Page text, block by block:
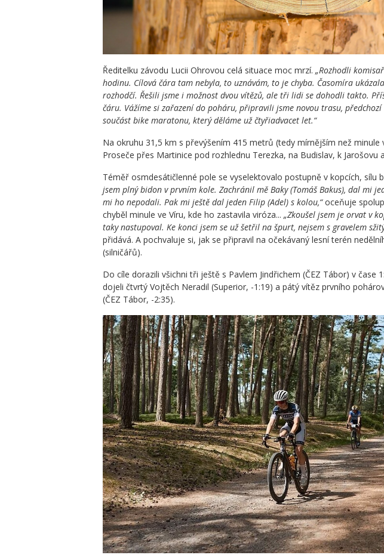
Ředitelku závodu Lucii Ohrovou celá situace moc mrzí. „Rozhodli
hodinu. Cílová čára tam nebyla, to uznávám, to je chyba. Časomíra
rozhodčí. Řešili jsme i možnost dvou vítězů, ale tři lidi se dohodli takto.
čáru. Vážíme si zařazení do poháru, připravili jsme novou trasu,
součást bike maratonu, který děláme už čtyřiadvacet let.“
Na okruhu 31,5 km s převýšením 415 metrů (tedy mírnějším než minule
Proseče přes Martinice pod rozhlednu Terezka, na Budislav, k Jarošovu
Téměř osmdesátičlenné pole se vyselektovalo postupně v kopcích, sílu
jsem plný bidon v prvním kole. Zachránil mě Baky (Tomáš Bakus), dal mi
mi ho nepodali. Pak mi ještě dal jeden Filip (Adel) s kolou,“oceňuje
chyběl minule ve Víru, kde ho zastavila viróza... „Zkoušel jsem je orvat v
taky nastupoval. Ke konci jsem se už šetřil na špurt, nejsem s gravelem
přidává. A pochvaluje si, jak se připravil na očekávaný lesní terén
(silničářů).
Do cíle dorazili všichni tři ještě s Pavlem Jindřichem (ČEZ Tábor) v čase
dojeli čtvrtý Vojtěch Neradil (Superior, -1:19) a pátý vítěz prvního
(ČEZ Tábor, -2:35).